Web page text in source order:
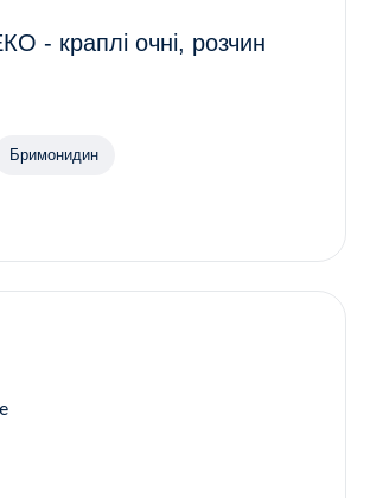
- краплі очні, розчин
Бримонидин